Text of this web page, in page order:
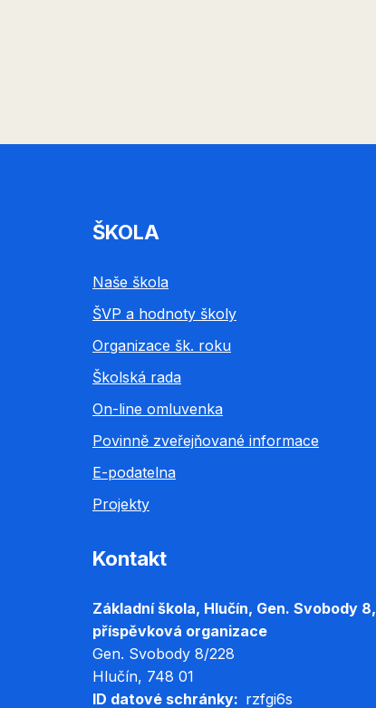
ŠKOLA
Naše škola
ŠVP a hodnoty školy
Organizace šk. roku
Školská rada
On-line omluvenka
Povinně zveřejňované informace
E-podatelna
Projekty
Kontakt
Základní škola, Hlučín, Gen. Svobody 8,
příspěvková organizace
Gen. Svobody 8/228
Hlučín, 748 01
ID datové schránky
rzfgi6s